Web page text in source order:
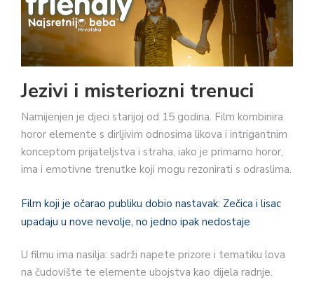
Jezivi i misteriozni trenuci
Namijenjen je djeci starijoj od 15 godina. Film kombinira
horor elemente s dirljivim odnosima likova i intrigantnim
konceptom prijateljstva i straha, iako je primarno horor,
ima i emotivne trenutke koji mogu rezonirati s odraslima.
Film koji je očarao publiku dobio nastavak: Zečica i lisac
upadaju u nove nevolje, no jedno ipak nedostaje
U filmu ima nasilja: sadrži napete prizore i tematiku lova
na čudovište te elemente ubojstva kao dijela radnje.